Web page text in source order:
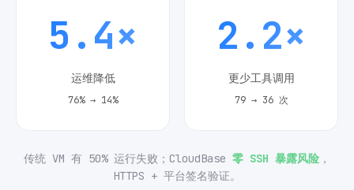
5.4×
运维降低
76% → 14%
2.2×
更少工具调用
79 → 36 次
传统 VM 有 50% 运行失败；CloudBase 零 SSH 暴露风险 ，
HTTPS + 平台签名验证。